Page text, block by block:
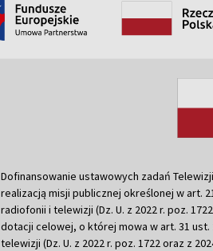
Dofinansowanie ustawowych zadań
realizacją misji publicznej określonej w art.
radiofonii i telewizji (Dz. U. z 2022 r. poz.
dotacji celowej, o której mowa w art. 31 ust.
telewizji (Dz. U. z 2022 r. poz. 1722 oraz z